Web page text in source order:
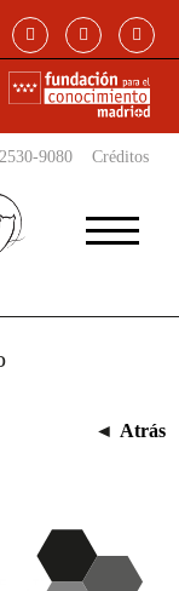
9080 Créditos
◄ Atrás